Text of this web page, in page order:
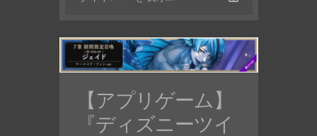
【アプリゲーム】
『ディズニーツイ